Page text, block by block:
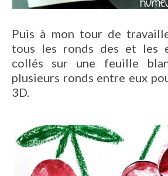
Puis à mon tour de
tous les ronds des et les
collés sur une feuille
plusieurs ronds entre eux
3D.